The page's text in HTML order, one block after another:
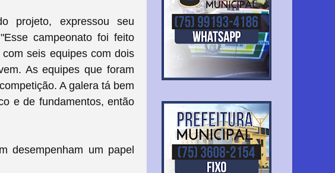
projeto, expressou seu
campeonato foi feito
seis equipes com dois
As equipes que foram
A galera tá bem
e de fundamentos, então
desempenham um papel